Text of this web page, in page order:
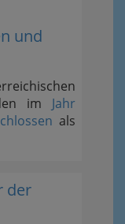
und
im Jahr
als
der